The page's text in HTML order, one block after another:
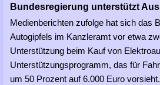
Bundesregierung unterstützt
Medienberichten zufolge hat sich das
Autogipfels im Kanzleramt vor etwa
Unterstützung beim Kauf von
Unterstützungsprogramm, das für
um 50 Prozent auf 6.000 Euro